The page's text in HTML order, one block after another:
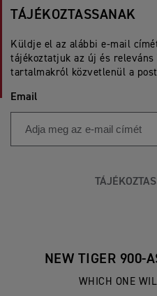
TÁJÉKOZTASSANAK
Küldje el az alábbi e-mail
tájékoztatjuk az új és
tartalmakról közvetlenül a
Email
NEW TIGER 900-
WHICH ONE